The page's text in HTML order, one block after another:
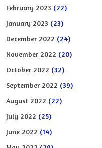
February 2023 (22)
January 2023 (23)
December 2022 (24)
November 2022 (20)
October 2022 (32)
September 2022 (39)
August 2022 (22)
July 2022 (25)
June 2022 (14)